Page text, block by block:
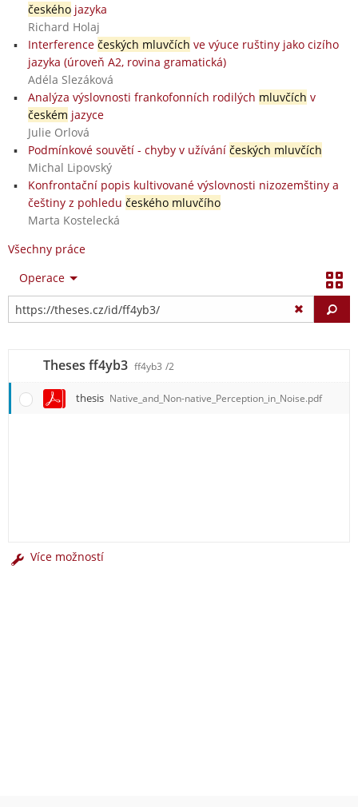
českéhojazyka
Richard Holaj
Interference českých mluvčích ve výuce ruštiny jako cizího
jazyka (úroveň A2, rovina gramatická)
Adéla Slezáková
Analýza výslovnosti frankofonních rodilých mluvčích v
českém jazyce
Julie Orlová
Podmínkové souvětí - chyby v užívání českých mluvčích
Michal Lipovský
Konfrontační popis kultivované výslovnosti nizozemštiny a
češtiny z pohledu českého mluvčího
Marta Kostelecká
Všechny práce
Operace
Theses ff4yb3 ff4yb3 /2
thesis Native_and_Non-native_Perception_in_Noise.pdf
Více možností